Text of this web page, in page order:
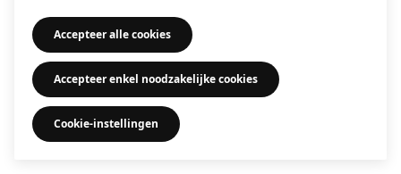
Accepteer alle cookies
Accepteer enkel noodzakelijke cookies
Cookie-instellingen